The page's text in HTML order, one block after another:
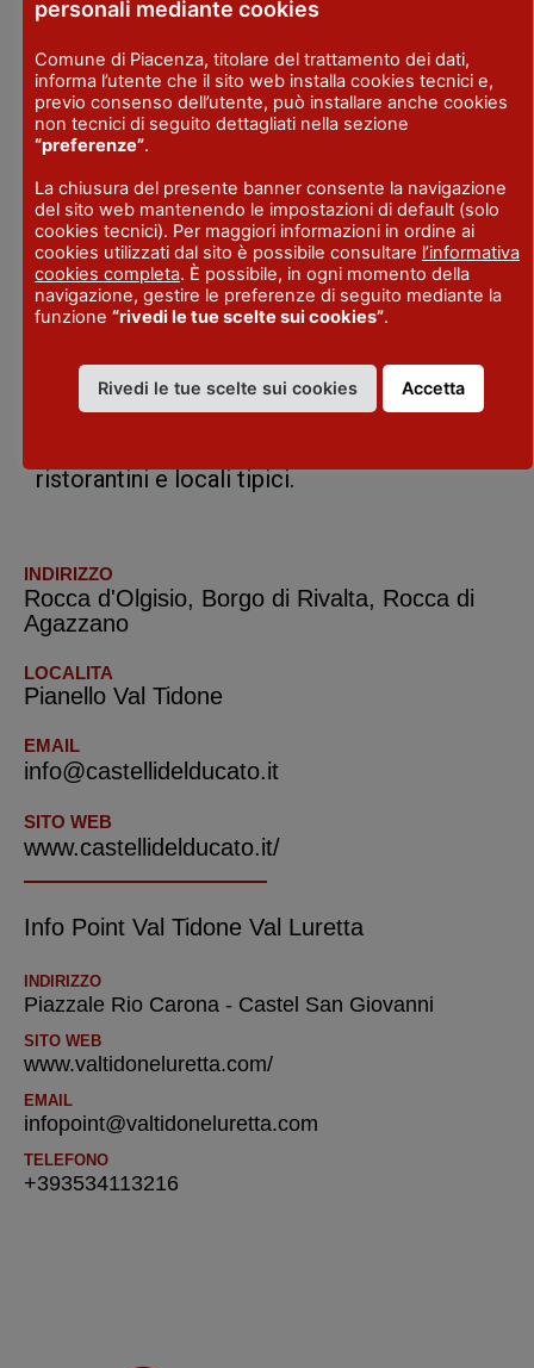
suggestione e un loggiato di fine
Quattrocento, il castello è una felice sintesi
tra l’austerità dell’architettura difensiva
medievale e l’eleganza della dimora
signorile del Rinascimento.
Riadattato alla fine del Settecento in
tranquilla dimora nobiliare, il castello è
arredato con mobili d’epoca e custodisce al
suo interno eleganti decorazioni pittoriche
strutture un bel giardino alla francese.
Anche nel borgo di Agazzano, a pochi passi
ristorantini e locali tipici.
INDIRIZZO
Rocca d'Olgisio, Borgo di Rivalta, Rocca di
Agazzano
LOCALITA
Pianello Val Tidone
EMAIL
info@castellidelducato.it
SITO WEB
www.castellidelducato.it/
Info Point Val Tidone Val Luretta
INDIRIZZO
Piazzale Rio Carona - Castel San Giovanni
SITO WEB
www.valtidoneluretta.com/
EMAIL
infopoint@valtidoneluretta.com
TELEFONO
+393534113216
personali mediante cookies
Comune di Piacenza, titolare del trattamento dei dati,
informa l’utente che il sito web installa cookies tecnici e,
previo consenso dell’utente, può installare anche cookies
non tecnici di seguito dettagliati nella sezione
“preferenze”.
La chiusura del presente banner consente la navigazione
del sito web mantenendo le impostazioni di default (solo
cookies tecnici). Per maggiori informazioni in ordine ai
cookies utilizzati dal sito è possibile consultare l’informativa
cookies completa. È possibile, in ogni momento della
navigazione, gestire le preferenze di seguito mediante la
funzione “rivedi le tue scelte sui cookies”.
Rivedi le tue scelte sui cookies Accetta